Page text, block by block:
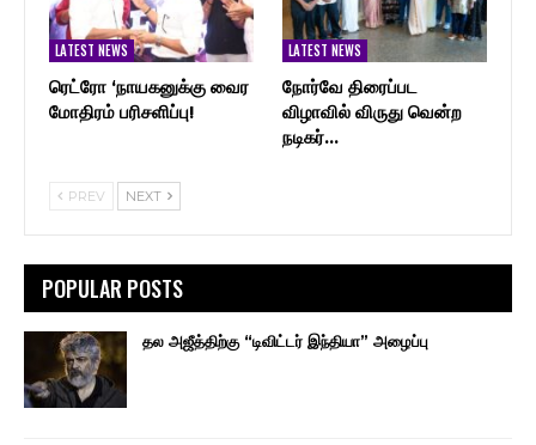
LATEST NEWS
ரெட்ரோ ‘நாயகனுக்கு வைர
மோதிரம் பரிசளிப்பு!
LATEST NEWS
நோர்வே திரைப்பட
விழாவில் விருது வென்ற
நடிகர்…
PREV NEXT
POPULAR POSTS
தல அஜீத்திற்கு “டிவிட்டர் இந்தியா” அழைப்பு